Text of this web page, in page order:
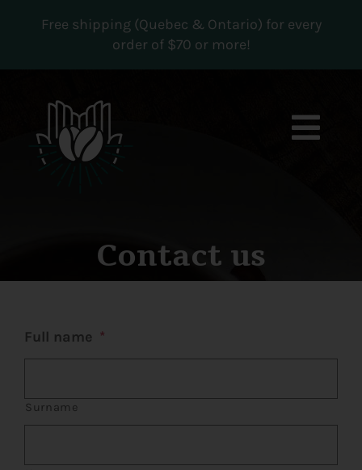
Free shipping (Quebec & Ontario) for every
order of $70 or more!
Contact us
MY ACCOUNT
FR
Contact us
Full name *
Surname